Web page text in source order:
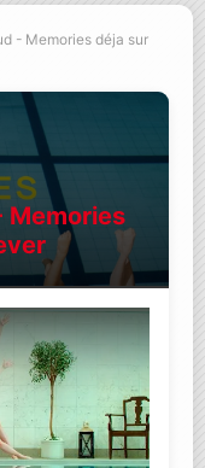
- Memories déja sur
Memories
YouTube